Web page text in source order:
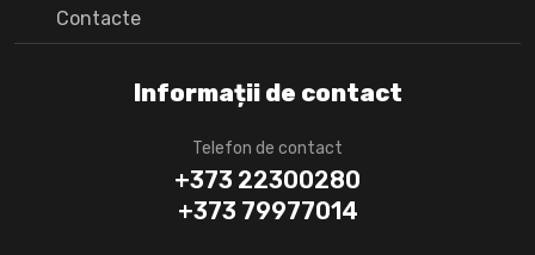
Informații de contact
Telefon de contact
+373 22300280
+373 79977014
Сontacte